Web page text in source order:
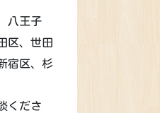
八王子
区、世田
宿区、杉
くださ